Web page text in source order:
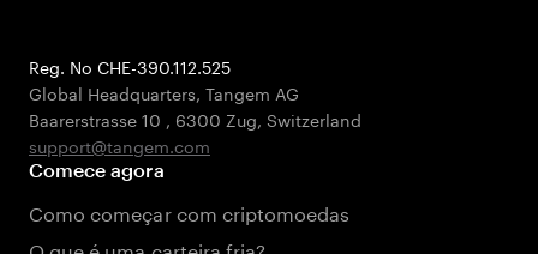
Reg. No CHE-390.112.525
Global Headquarters, Tangem AG
Baarerstrasse 10 , 6300 Zug, Switzerland
support@tangem.com
Comece agora
Como começar com criptomoedas